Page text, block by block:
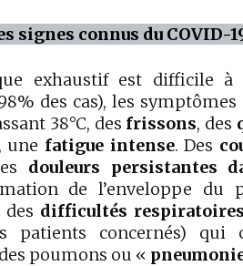
signes connus du COVID-
exhaustif est difficile à
des cas), les
38°C, des frissons, des
une fatigue intense. Des
douleurs persistantes
de l’enveloppe du
difficultés respiratoires
patients concernés) qui
poumons ou «